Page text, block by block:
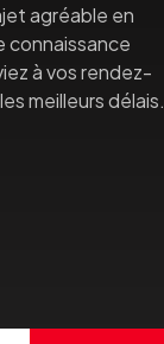
agréable en
à vos rendez-
meilleurs délais.